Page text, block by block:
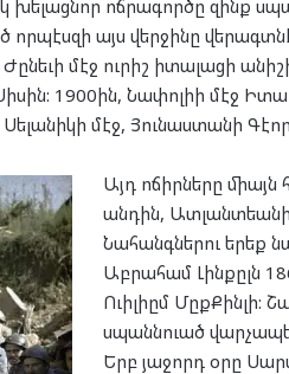
խելացնոր ոճրագործը զինք
որպէսզի այս վերջինը
մէջ ուրիշ իտալացի
1900ին, Նափոլիի մէջ
Սելանիկի մէջ, Յունաստանի
Այդ ոճիրները
անդին, Ատլանտեանի
Նահանգներու երեք
Աբրահամ Լինքըլն
Ուիլիըմ ՄըքՔինլի:
սպաննուած
Երբ յաջորդ օրը